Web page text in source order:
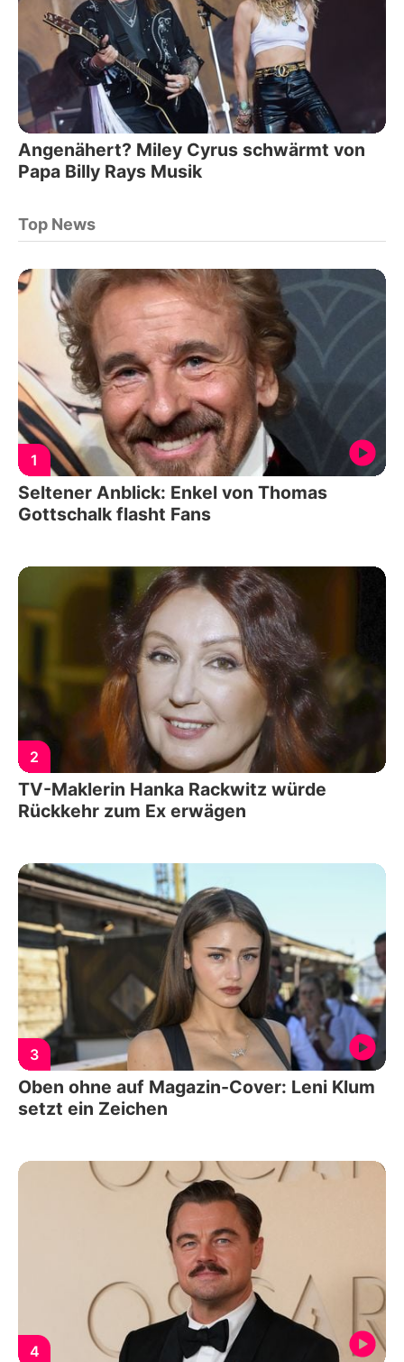
Angenähert? Miley Cyrus schwärmt von
Papa Billy Rays Musik
Top News
1
Seltener Anblick: Enkel von Thomas
Gottschalk flasht Fans
2
TV-Maklerin Hanka Rackwitz würde
Rückkehr zum Ex erwägen
3
Oben ohne auf Magazin-Cover: Leni Klum
setzt ein Zeichen
4